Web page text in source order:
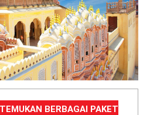
BERBAGAI PAKET